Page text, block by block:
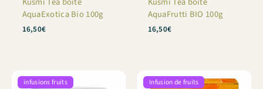
AquaExotica Bio 100g
16,50€
AquaFrutti BIO 100g
16,50€
infusions fruits Infusion de fruits